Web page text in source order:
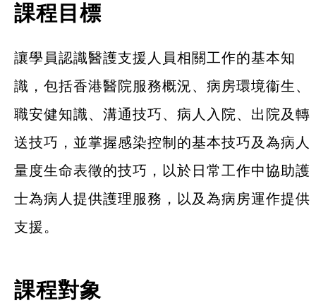
課程目標
讓學員認識醫護支援人員相關工作的基本知
識，包括香港醫院服務概況、病房環境衞生、
職安健知識、溝通技巧、病人入院、出院及轉
送技巧，並掌握感染控制的基本技巧及為病人
量度生命表徵的技巧，以於日常工作中協助護
士為病人提供護理服務，以及為病房運作提供
支援。
課程對象